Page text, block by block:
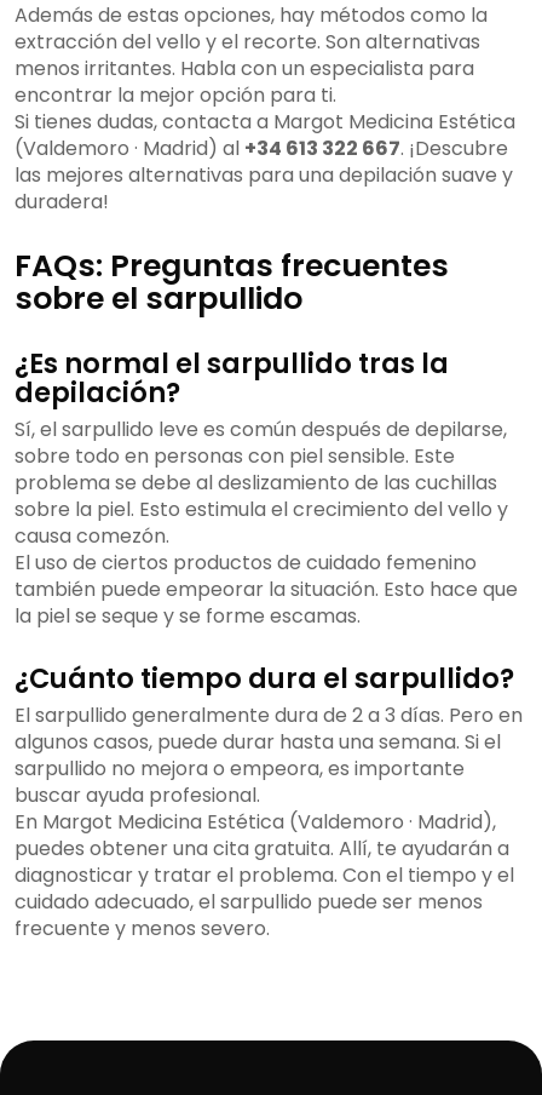
Además de estas opciones, hay métodos como la
extracción del vello y el recorte. Son alternativas
menos irritantes. Habla con un especialista para
encontrar la mejor opción para ti.
Si tienes dudas, contacta a Margot Medicina Estética
(Valdemoro · Madrid) al +34 613 322 667. ¡Descubre
las mejores alternativas para una depilación suave y
duradera!
FAQs: Preguntas frecuentes
sobre el sarpullido
¿Es normal el sarpullido tras la
depilación?
Sí, el sarpullido leve es común después de depilarse,
sobre todo en personas con piel sensible. Este
problema se debe al deslizamiento de las cuchillas
sobre la piel. Esto estimula el crecimiento del vello y
causa comezón.
El uso de ciertos productos de cuidado femenino
también puede empeorar la situación. Esto hace que
la piel se seque y se forme escamas.
¿Cuánto tiempo dura el sarpullido?
El sarpullido generalmente dura de 2 a 3 días. Pero en
algunos casos, puede durar hasta una semana. Si el
sarpullido no mejora o empeora, es importante
buscar ayuda profesional.
En Margot Medicina Estética (Valdemoro · Madrid),
puedes obtener una cita gratuita. Allí, te ayudarán a
diagnosticar y tratar el problema. Con el tiempo y el
cuidado adecuado, el sarpullido puede ser menos
frecuente y menos severo.